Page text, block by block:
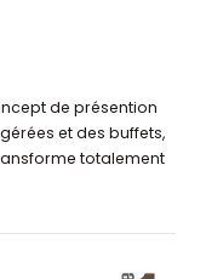
de présention
et des buffets,
totalement